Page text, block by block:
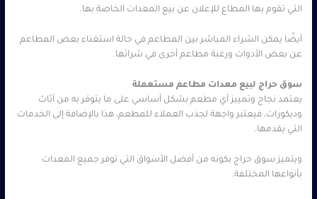
التي تقوم بها المطاع للإعلان عن بيع المعدات الخاصة بها.
أيضًا يمكن الشراء المباشر بين المطاعم في حالة استغناء بعض المطاعم
عن بعض الأدوات ورغبة مطاعم أخرى في شرائها.
سوق حراج لبيع معدات مطاعم مستعملة
يعتمد نجاح وتمييز أي مطعم بشكل أساسي على ما يتوفر به من أثاث
وديكورات، فيعتبر واجهة لجذب العملاء للمطعم، هذا بالإضافة إلى الخدمات
التي يقدمها.
ويتميز سوق حراج بكونه من أفضل الأسواق التي توفر جميع المعدات
بأنواعها المختلفة.